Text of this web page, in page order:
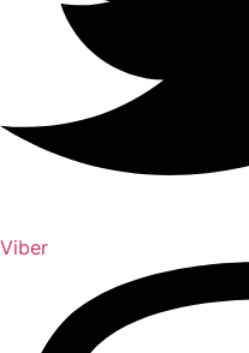
Viber